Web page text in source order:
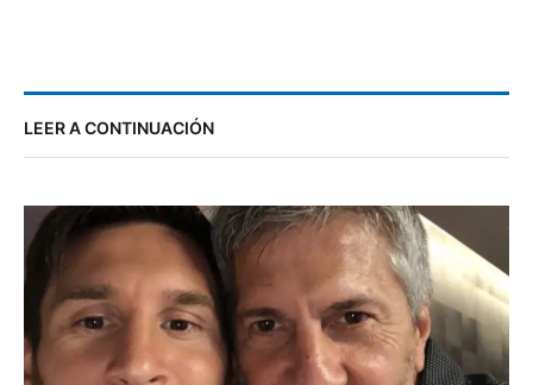
LEER A CONTINUACIÓN